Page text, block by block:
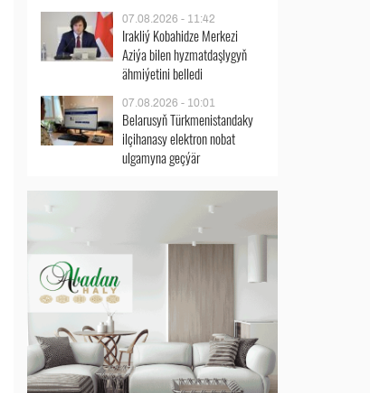
07.08.2026 - 11:42
Irakliý Kobahidze Merkezi
Aziýa bilen hyzmatdaşlygyň
ähmiýetini belledi
07.08.2026 - 10:01
Belarusyň Türkmenistandaky
ilçihanasy elektron nobat
ulgamyna geçýär